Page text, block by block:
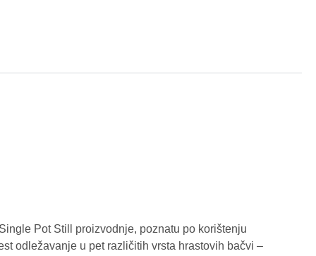
Pot Still proizvodnje, poznatu po korištenju
odležavanje u pet različitih vrsta hrastovih bačvi –